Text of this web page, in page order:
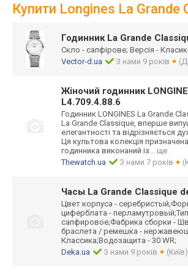
Купити Longines La Grande
Годинник La Grande
Скло - сапфірове; Версія -
Vector-d.ua
З нами 9 років
Жіночий годинник
L4.709.4.88.6
Годинник LONGINES La Grande
La Grande Classique, вперше
елегантності та відрізняється
Ця культова колекція
годинника виконаний із... ще
Thewatch.ua
З нами 7 років
Часы La Grande Classique
Цвет корпуса -
циферблата -
сапфировое;Фабрика сборки -
браслета / ремешка -
Классика;Водозащита - 30 WR;
Deka.ua
З нами 9 років (Київ)